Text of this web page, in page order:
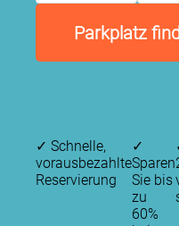
Parkplatz
✓ Schnelle,
vorausbezahlte
Reservierung
✓
Sparen
Sie bis
zu
60%